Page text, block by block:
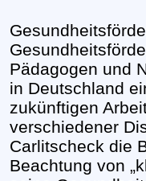
Pädagogen und
in Deutschland
zukünftigen
verschiedener
Carlitscheck die
Beachtung von